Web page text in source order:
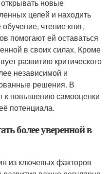
новые
целей и находить
чтение книг,
помогают ей оставаться
в своих силах. Кроме
развитию критического
независимой и
решения. В
к повышению самооценки
потенциала.
более уверенной в
из ключевых факторов